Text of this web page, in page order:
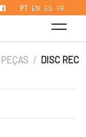
PT EN ES FR
PEÇAS / DISC REC